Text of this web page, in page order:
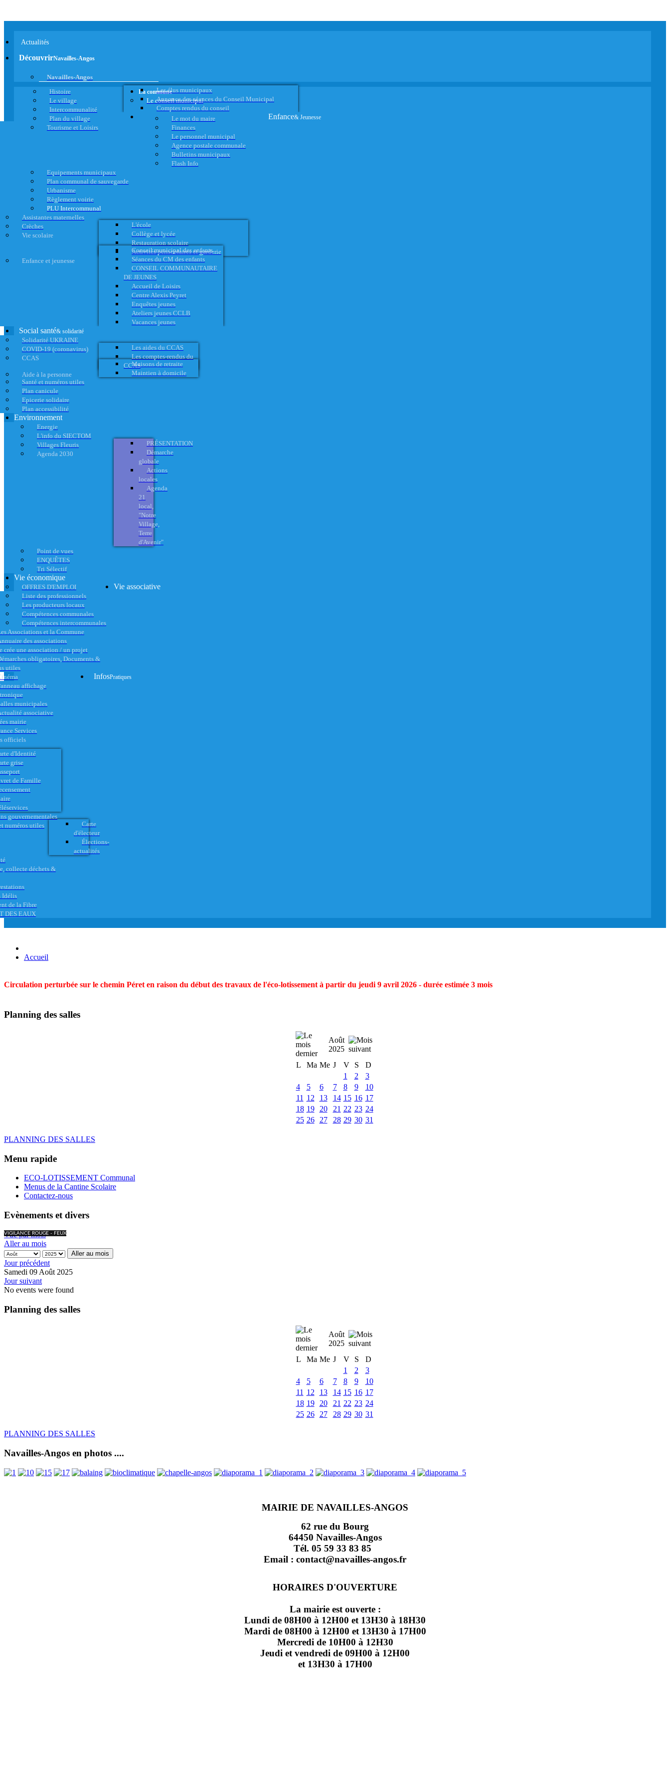
Actualités
DécouvrirNavailles-Angos
Navailles-Angos
Histoire
Le village
Intercommunalité
Plan du village
Tourisme et Loisirs
La commune
Le conseil municipal
Les élus municipaux
Annonce des séances du Conseil Municipal
Comptes rendus du conseil
Le mot du maire
Finances
Le personnel municipal
Agence postale communale
Bulletins municipaux
Flash Info
Equipements municipaux
Plan communal de sauvegarde
Urbanisme
Règlement voirie
PLU Intercommunal
Enfance& Jeunesse
Assistantes maternelles
Crèches
Vie scolaire
L'école
Collège et lycée
Restauration scolaire
Activités périscolaires et garderie
Enfance et jeunesse
Conseil municipal des enfants
Séances du CM des enfants
CONSEIL COMMUNAUTAIRE
DE JEUNES
Accueil de Loisirs
Centre Alexis Peyret
Enquêtes jeunes
Ateliers jeunes CCLB
Vacances jeunes
Social santé& solidarité
Solidarité UKRAINE
COVID-19 (coronavirus)
CCAS
Les aides du CCAS
Les comptes-rendus du
CCAS
Aide à la personne
Maisons de retraite
Maintien à domicile
Santé et numéros utiles
Plan canicule
Epicerie solidaire
Plan accessibilité
Environnement
Energie
L'info du SIECTOM
Villages Fleuris
Agenda 2030
PRÉSENTATION
Démarche
globale
Actions
locales
Agenda
21
local,
"Notre
Village,
Terre
d'Avenir"
Point de vues
ENQUÊTES
Tri Sélectif
Vie économique
OFFRES D'EMPLOI
Liste des professionnels
Les producteurs locaux
Compétences communales
Compétences intercommunales
Vie associative
Associations et la Commune
des associations
crée une association / un projet
obligatoires, Documents &
utiles
affichage
municipales
associative
InfosPratiques
mairie
Services
officiels
d'Identité
grise
de Famille
gouvernementales
numéros utiles
Carte
d'électeur
Élections-
actualités
collecte déchets &
Idélis
de la Fibre
DES EAUX
Accueil
Circulation perturbée sur le chemin Péret en raison du début des travaux de l'éco-lotissement à partir du jeudi 9 avril 2026 - durée estimée 3 mois
Planning des salles
Août
2025
L
Ma Me J V S
D
1
2
3
4
5 6 7 8 9
10
11 12 13 14 15 16 17
18 19 20 21 22 23 24
25 26 27 28 29 30 31
PLANNING DES SALLES
Menu rapide
ECO-LOTISSEMENT Communal
Menus de la Cantine Scolaire
Contactez-nous
Evènements et divers
VIGILANCE ROUGE - FEUX
Vue par mois
Aller au mois
Aller au mois
Jour précédent
Samedi 09 Août 2025
Jour suivant
No events were found
Planning des salles
Août
2025
L
Ma Me J V S
D
1
2
3
4
5 6 7 8 9
10
11 12 13 14 15 16 17
18 19 20 21 22 23 24
25 26 27 28 29 30 31
PLANNING DES SALLES
Navailles-Angos en photos ....
MAIRIE DE NAVAILLES-ANGOS
62 rue du Bourg
64450 Navailles-Angos
Tél. 05 59 33 83 85
Email : contact@navailles-angos.fr
HORAIRES D'OUVERTURE
La mairie est ouverte :
Lundi de 08H00 à 12H00 et 13H30 à 18H30
Mardi de 08H00 à 12H00 et 13H30 à 17H00
Mercredi de 10H00 à 12H30
Jeudi et vendredi de 09H00 à 12H00
et 13H30 à 17H00